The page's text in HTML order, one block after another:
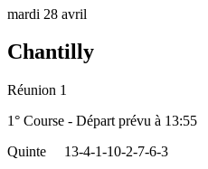
mardi 28 avril
Chantilly
Réunion 1
1° Course - Départ prévu à 13:55
Quinte
13-4-1-10-2-7-6-3